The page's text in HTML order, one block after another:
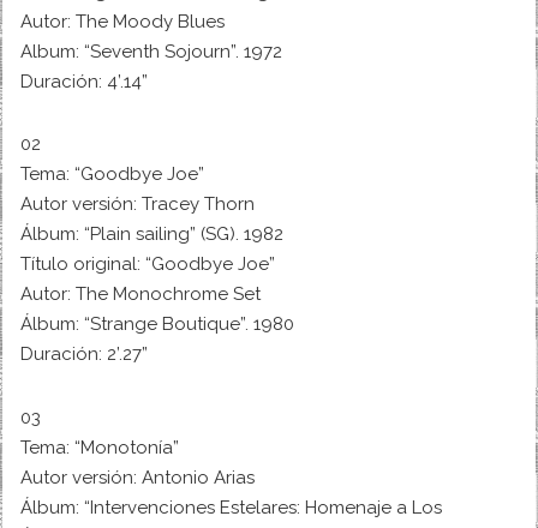
Autor: The Moody Blues
Album: “Seventh Sojourn”. 1972
Duración: 4’.14”
02
Tema: “Goodbye Joe”
Autor versión: Tracey Thorn
Álbum: “Plain sailing” (SG). 1982
Título original: “Goodbye Joe”
Autor: The Monochrome Set
Álbum: “Strange Boutique”. 1980
Duración: 2’.27”
03
Tema: “Monotonía”
Autor versión: Antonio Arias
Álbum: “Intervenciones Estelares: Homenaje a Los